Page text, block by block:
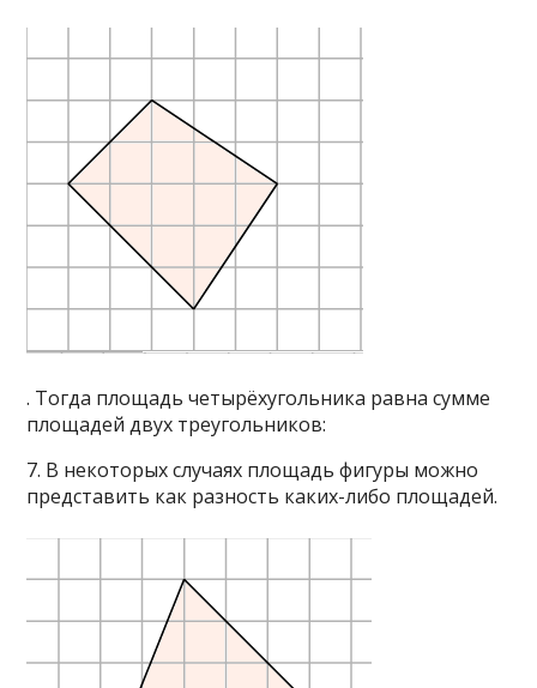
. Тогда площадь четырёхугольника равна сумме
площадей двух треугольников:
7. В некоторых случаях площадь фигуры можно
представить как разность каких-либо площадей.